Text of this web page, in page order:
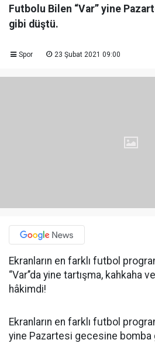
Futbolu Bilen “Var’’ yine
gibi düştü.
Spor 23 Şubat 2021 09:00
Ekranların en farklı futbol
“Var’’da yine tartışma, kahkaha
hâkimdi!
Ekranların en farklı futbol
yine Pazartesi gecesine bomba